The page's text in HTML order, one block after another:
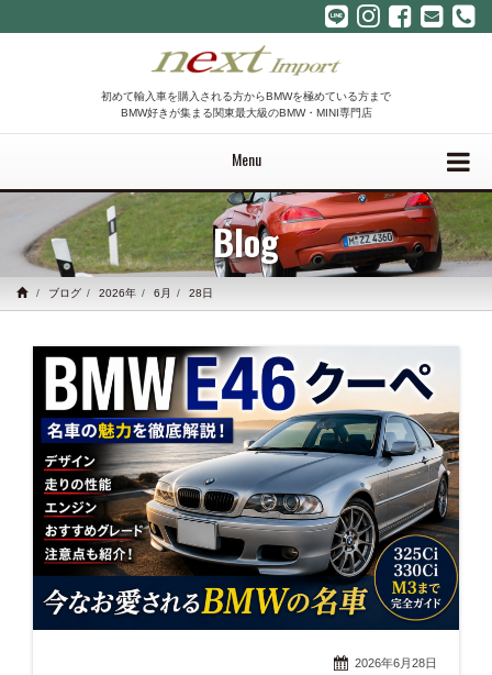
初めて輸入車を購入される方からBMWを極めている方まで
BMW好きが集まる関東最大級のBMW・MINI専門店
Menu
Blog
ブログ 2026年 6月 28日
2026年6月28日